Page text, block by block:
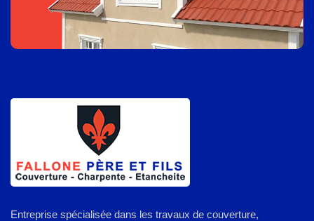
Entreprise spécialisée dans les travaux de couverture,